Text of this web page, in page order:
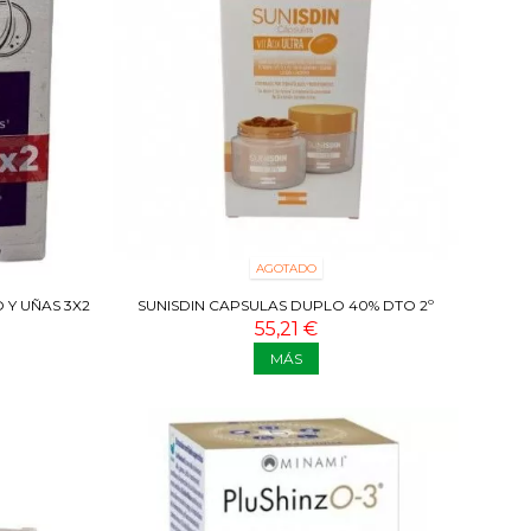
Y UÑAS 3X2
AGOTADO
SUNISDIN CAPSULAS DUPLO 40% DTO 2º
UNIDAD 2 X 30 CAPS
55,21 €
MÁS